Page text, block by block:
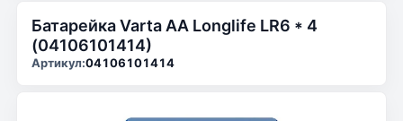
Батарейка Varta AA Longlife LR6 * 4
(04106101414)
Артикул:04106101414